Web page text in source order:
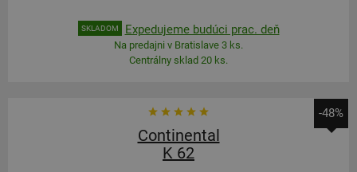
SKLADOM Expedujeme budúci prac. deň
Na predajni v Bratislave 3 ks.
Centrálny sklad 20 ks.
-48%
Continental
K 62